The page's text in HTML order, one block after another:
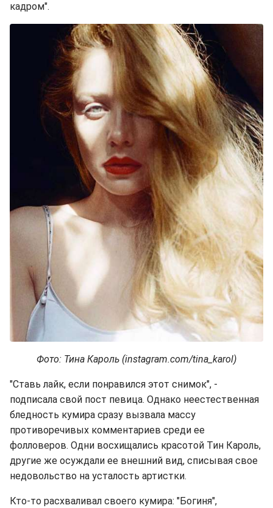
кадром".
Фото: Тина Кароль (instagram.com/tina_karol)
"Ставь лайк, если понравился этот снимок", -
подписала свой пост певица. Однако неестественная
бледность кумира сразу вызвала массу
противоречивых комментариев среди ее
фолловеров. Одни восхищались красотой Тин Кароль,
другие же осуждали ее внешний вид, списывая свое
недовольство на усталость артистки.
Кто-то расхваливал своего кумира: "Богиня",